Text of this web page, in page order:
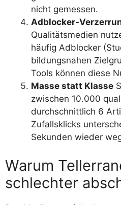
nicht gemessen.
Adblocker-
Qualitätsmedien
häufig Adblocker
bildungsnahen
Tools können diese
Masse statt Klasse
zwischen 10.000
durchschnittlich 6
Zufallsklicks
Sekunden wieder
Warum
schlechter